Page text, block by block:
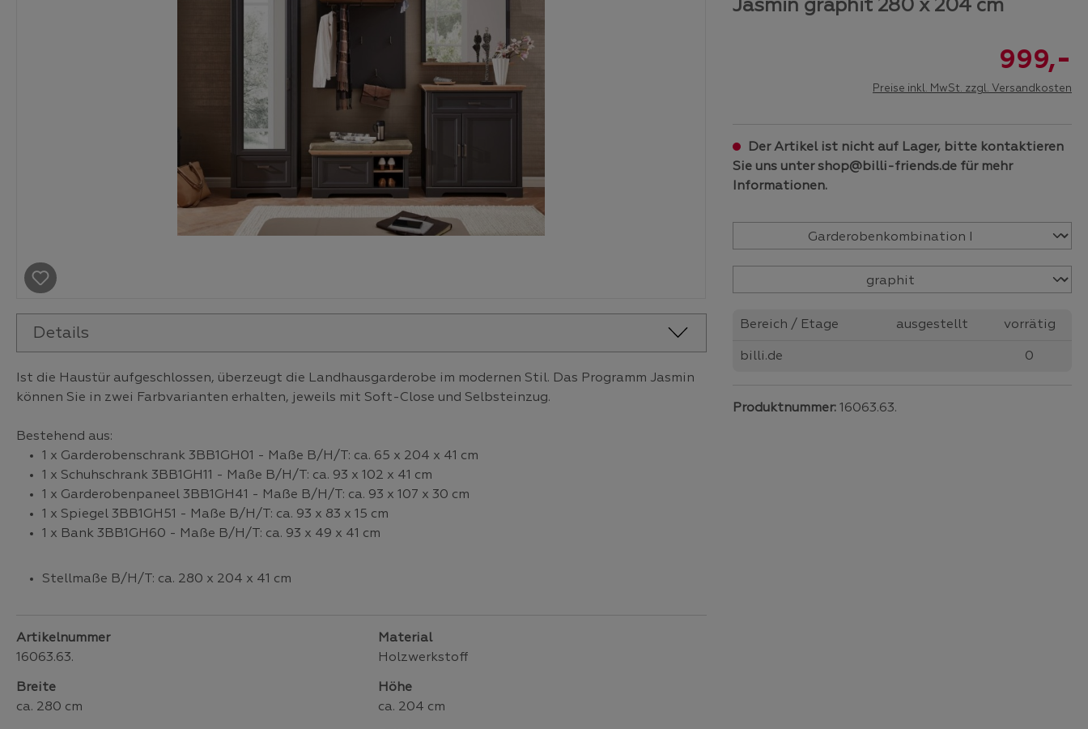
Jasmin graphit 280 x 204 cm
999,-
Preise inkl. MwSt. zzgl. Versandkosten
Der Artikel ist nicht auf Lager, bitte kontaktieren
Sie uns unter shop@billi-friends.de für mehr
Informationen.
Bereich / Etage ausgestellt vorrätig
billi.de 0
Produktnummer: 16063.63.
Details
Ist die Haustür aufgeschlossen, überzeugt die Landhausgarderobe im modernen Stil. Das Programm Jasmin
können Sie in zwei Farbvarianten erhalten, jeweils mit Soft-Close und Selbsteinzug.
Bestehend aus:
1 x Garderobenschrank 3BB1GH01 - Maße B/H/T: ca. 65 x 204 x 41 cm
1 x Schuhschrank 3BB1GH11 - Maße B/H/T: ca. 93 x 102 x 41 cm
1 x Garderobenpaneel 3BB1GH41 - Maße B/H/T: ca. 93 x 107 x 30 cm
1 x Spiegel 3BB1GH51 - Maße B/H/T: ca. 93 x 83 x 15 cm
1 x Bank 3BB1GH60 - Maße B/H/T: ca. 93 x 49 x 41 cm
Stellmaße B/H/T: ca. 280 x 204 x 41 cm
Artikelnummer
16063.63.
Material
Holzwerkstoff
Breite
ca. 280 cm
Höhe
ca. 204 cm